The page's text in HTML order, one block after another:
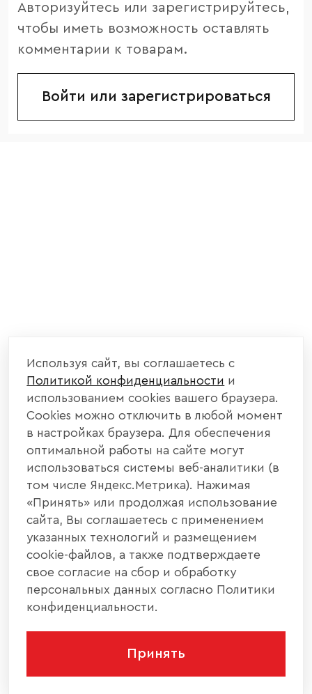
Авторизуйтесь или зарегистрируйтесь,
чтобы иметь возможность оставлять
комментарии к товарам.
Войти или зарегистрироваться
Используя сайт, вы соглашаетесь с
Политикой конфиденциальности и
использованием cookies вашего браузера.
Cookies можно отключить в любой момент
в настройках браузера. Для обеспечения
оптимальной работы на сайте могут
использоваться системы веб-аналитики (в
том числе Яндекс.Метрика). Нажимая
«Принять» или продолжая использование
сайта, Вы соглашаетесь с применением
указанных технологий и размещением
cookie-файлов, а также подтверждаете
свое согласие на сбор и обработку
персональных данных согласно Политики
конфиденциальности.
Принять